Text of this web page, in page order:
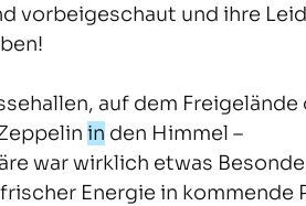
vorbeigeschaut und ihre
auf dem Freigelände
Zeppelin in den Himmel –
war wirklich etwas
Energie in kommende